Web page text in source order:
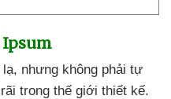
Ipsum
lạ, nhưng không phải tự
trong thế giới thiết kế.